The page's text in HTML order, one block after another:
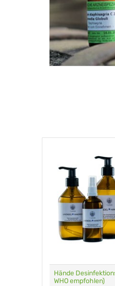
Hände
WHO empfohlen)